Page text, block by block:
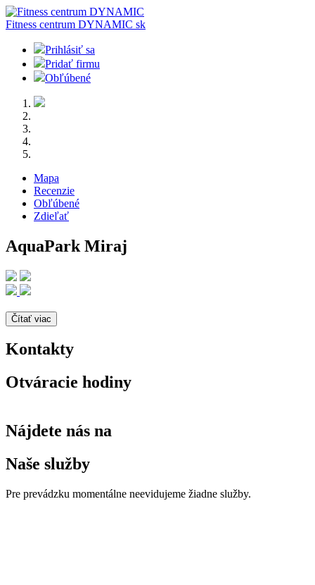
Fitness centrum DYNAMIC sk
Prihlásiť sa
Pridať firmu
Obľúbené
Mapa
Recenzie
Obľúbené
Zdieľať
AquaPark Miraj
Čítať viac
Kontakty
Otváracie hodiny
Nájdete nás na
Naše služby
Pre prevádzku momentálne neevidujeme žiadne služby.